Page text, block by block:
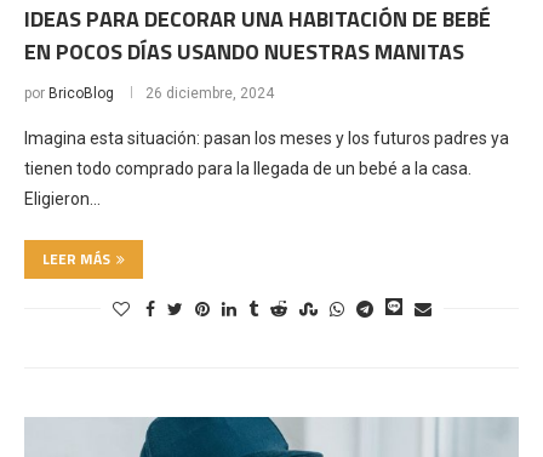
IDEAS PARA DECORAR UNA HABITACIÓN DE BEBÉ
EN POCOS DÍAS USANDO NUESTRAS MANITAS
por BricoBlog 26 diciembre, 2024
Imagina esta situación: pasan los meses y los futuros padres ya
tienen todo comprado para la llegada de un bebé a la casa.
Eligieron…
LEER MÁS